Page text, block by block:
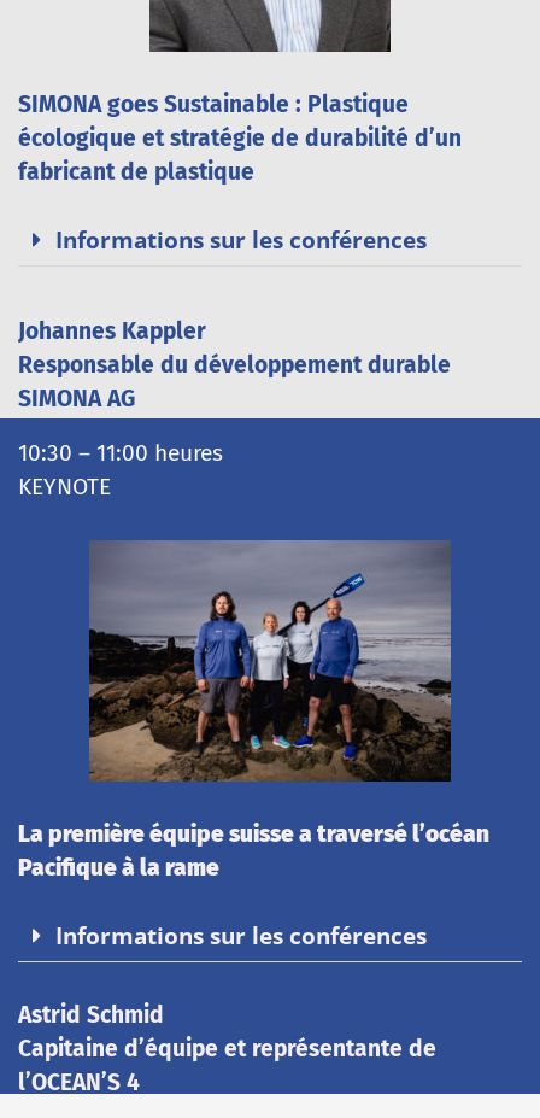
SIMONA goes Sustainable : Plastique
écologique et stratégie de durabilité d’un
fabricant de plastique
Informations sur les conférences
Johannes Kappler
Responsable du développement durable
SIMONA AG
10:30 – 11:00 heures
KEYNOTE
La première équipe suisse a traversé l’océan
Pacifique à la rame
Informations sur les conférences
Astrid Schmid
Capitaine d’équipe et représentante de
l’OCEAN’S 4